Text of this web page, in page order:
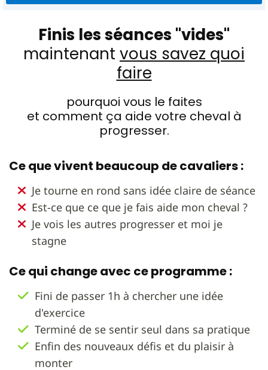
Quels sont les bonnes attitudes sur le plat ?
La remise en route
Améliorer le galop
Le travail à pied
L'état d'esprit en concours
Bien choisir son épreuve
Finis les séances "vides"
maintenant vous savez quoi
faire
pourquoi vous le faites
et comment ça aide votre cheval à
progresser.
Ce que vivent beaucoup de cavaliers :
Je tourne en rond sans idée claire de séance
Est-ce que ce que je fais aide mon cheval ?
Je vois les autres progresser et moi je
stagne
Ce qui change avec ce programme :
Fini de passer 1h à chercher une idée
d'exercice
Terminé de se sentir seul dans sa pratique
Enfin des nouveaux défis et du plaisir à
monter